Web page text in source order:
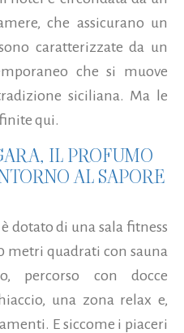
che assicurano un
caratterizzate da un
che si muove
siciliana. Ma le
qui.
IL PROFUMO
AL SAPORE
dotato di una sala fitness
metri quadrati con sauna
percorso con docce
una zona relax e,
E siccome i piaceri